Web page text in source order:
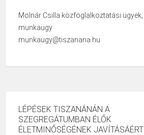
Molnár Csilla közfoglalkoztatási ügyek,
munkaügy
munkaugy@tiszanana.hu
LÉPÉSEK TISZANÁNÁN A
SZEGREGÁTUMBAN ÉLŐK
ÉLETMINŐSÉGÉNEK JAVÍTÁSÁÉRT